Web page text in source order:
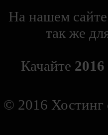
На нашем
так же
Качайте
© 2016 Хостинг